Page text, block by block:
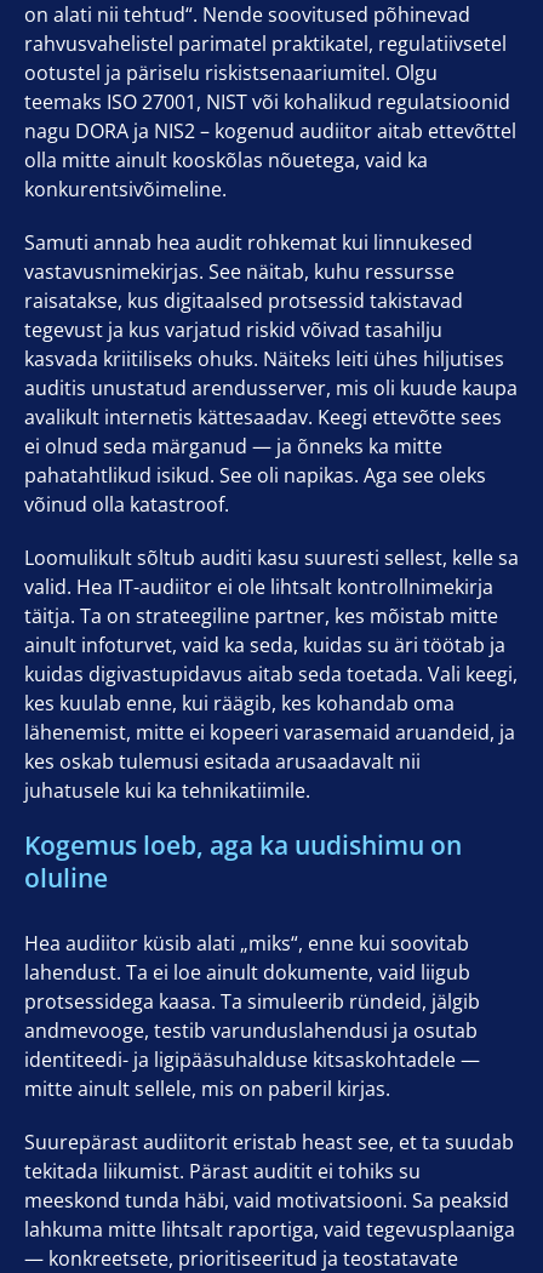
on alati nii tehtud“. Nende soovitused põhinevad
rahvusvahelistel parimatel praktikatel, regulatiivsetel
ootustel ja päriselu riskistsenaariumitel. Olgu
teemaks ISO 27001, NIST või kohalikud regulatsioonid
nagu DORA ja NIS2 – kogenud audiitor aitab ettevõttel
olla mitte ainult kooskõlas nõuetega, vaid ka
konkurentsivõimeline.
Samuti annab hea audit rohkemat kui linnukesed
vastavusnimekirjas. See näitab, kuhu ressursse
raisatakse, kus digitaalsed protsessid takistavad
tegevust ja kus varjatud riskid võivad tasahilju
kasvada kriitiliseks ohuks. Näiteks leiti ühes hiljutises
auditis unustatud arendusserver, mis oli kuude kaupa
avalikult internetis kättesaadav. Keegi ettevõtte sees
ei olnud seda märganud — ja õnneks ka mitte
pahatahtlikud isikud. See oli napikas. Aga see oleks
võinud olla katastroof.
Loomulikult sõltub auditi kasu suuresti sellest, kelle sa
valid. Hea IT-audiitor ei ole lihtsalt kontrollnimekirja
täitja. Ta on strateegiline partner, kes mõistab mitte
ainult infoturvet, vaid ka seda, kuidas su äri töötab ja
kuidas digivastupidavus aitab seda toetada. Vali keegi,
kes kuulab enne, kui räägib, kes kohandab oma
lähenemist, mitte ei kopeeri varasemaid aruandeid, ja
kes oskab tulemusi esitada arusaadavalt nii
juhatusele kui ka tehnikatiimile.
Kogemus loeb, aga ka uudishimu on
oluline
Hea audiitor küsib alati „miks“, enne kui soovitab
lahendust. Ta ei loe ainult dokumente, vaid liigub
protsessidega kaasa. Ta simuleerib ründeid, jälgib
andmevooge, testib varunduslahendusi ja osutab
identiteedi- ja ligipääsuhalduse kitsaskohtadele —
mitte ainult sellele, mis on paberil kirjas.
Suurepärast audiitorit eristab heast see, et ta suudab
tekitada liikumist. Pärast auditit ei tohiks su
meeskond tunda häbi, vaid motivatsiooni. Sa peaksid
lahkuma mitte lihtsalt raportiga, vaid tegevusplaaniga
— konkreetsete, prioritiseeritud ja teostatavate